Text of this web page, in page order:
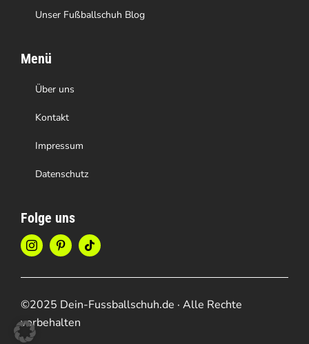
Unser Fußballschuh Blog
Menü
Über uns
Kontakt
Impressum
Datenschutz
Folge uns
©2025 Dein-Fussballschuh.de · Alle Rechte
vorbehalten